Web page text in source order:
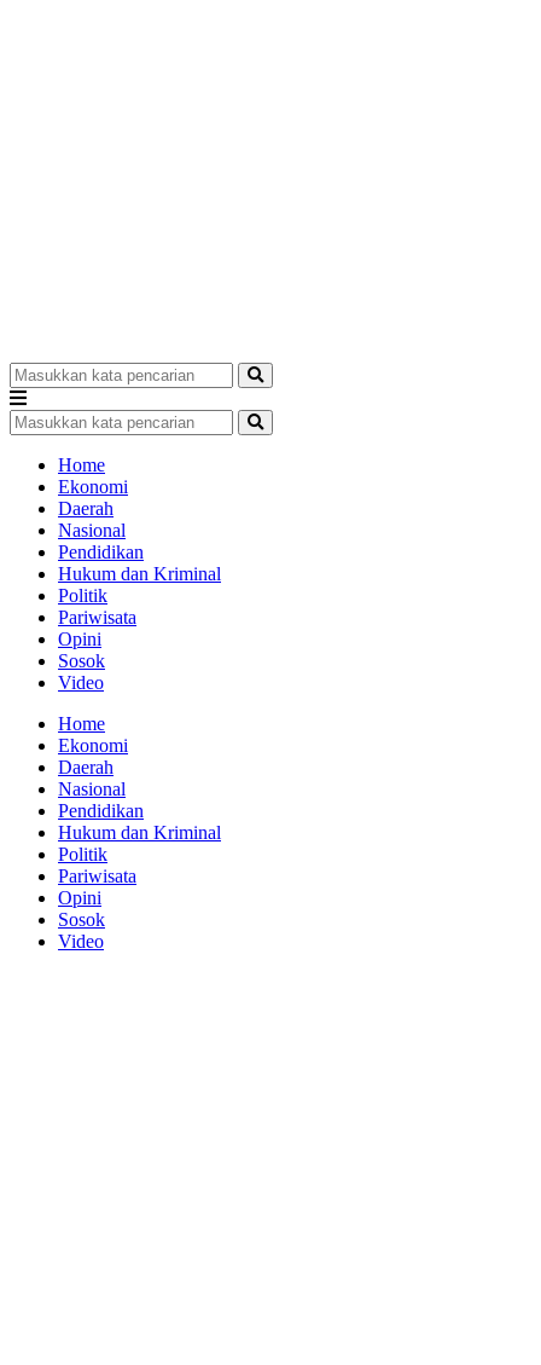
Home
Ekonomi
Daerah
Nasional
Pendidikan
Hukum dan Kriminal
Politik
Pariwisata
Opini
Sosok
Video
Home
Ekonomi
Daerah
Nasional
Pendidikan
Hukum dan Kriminal
Politik
Pariwisata
Opini
Sosok
Video